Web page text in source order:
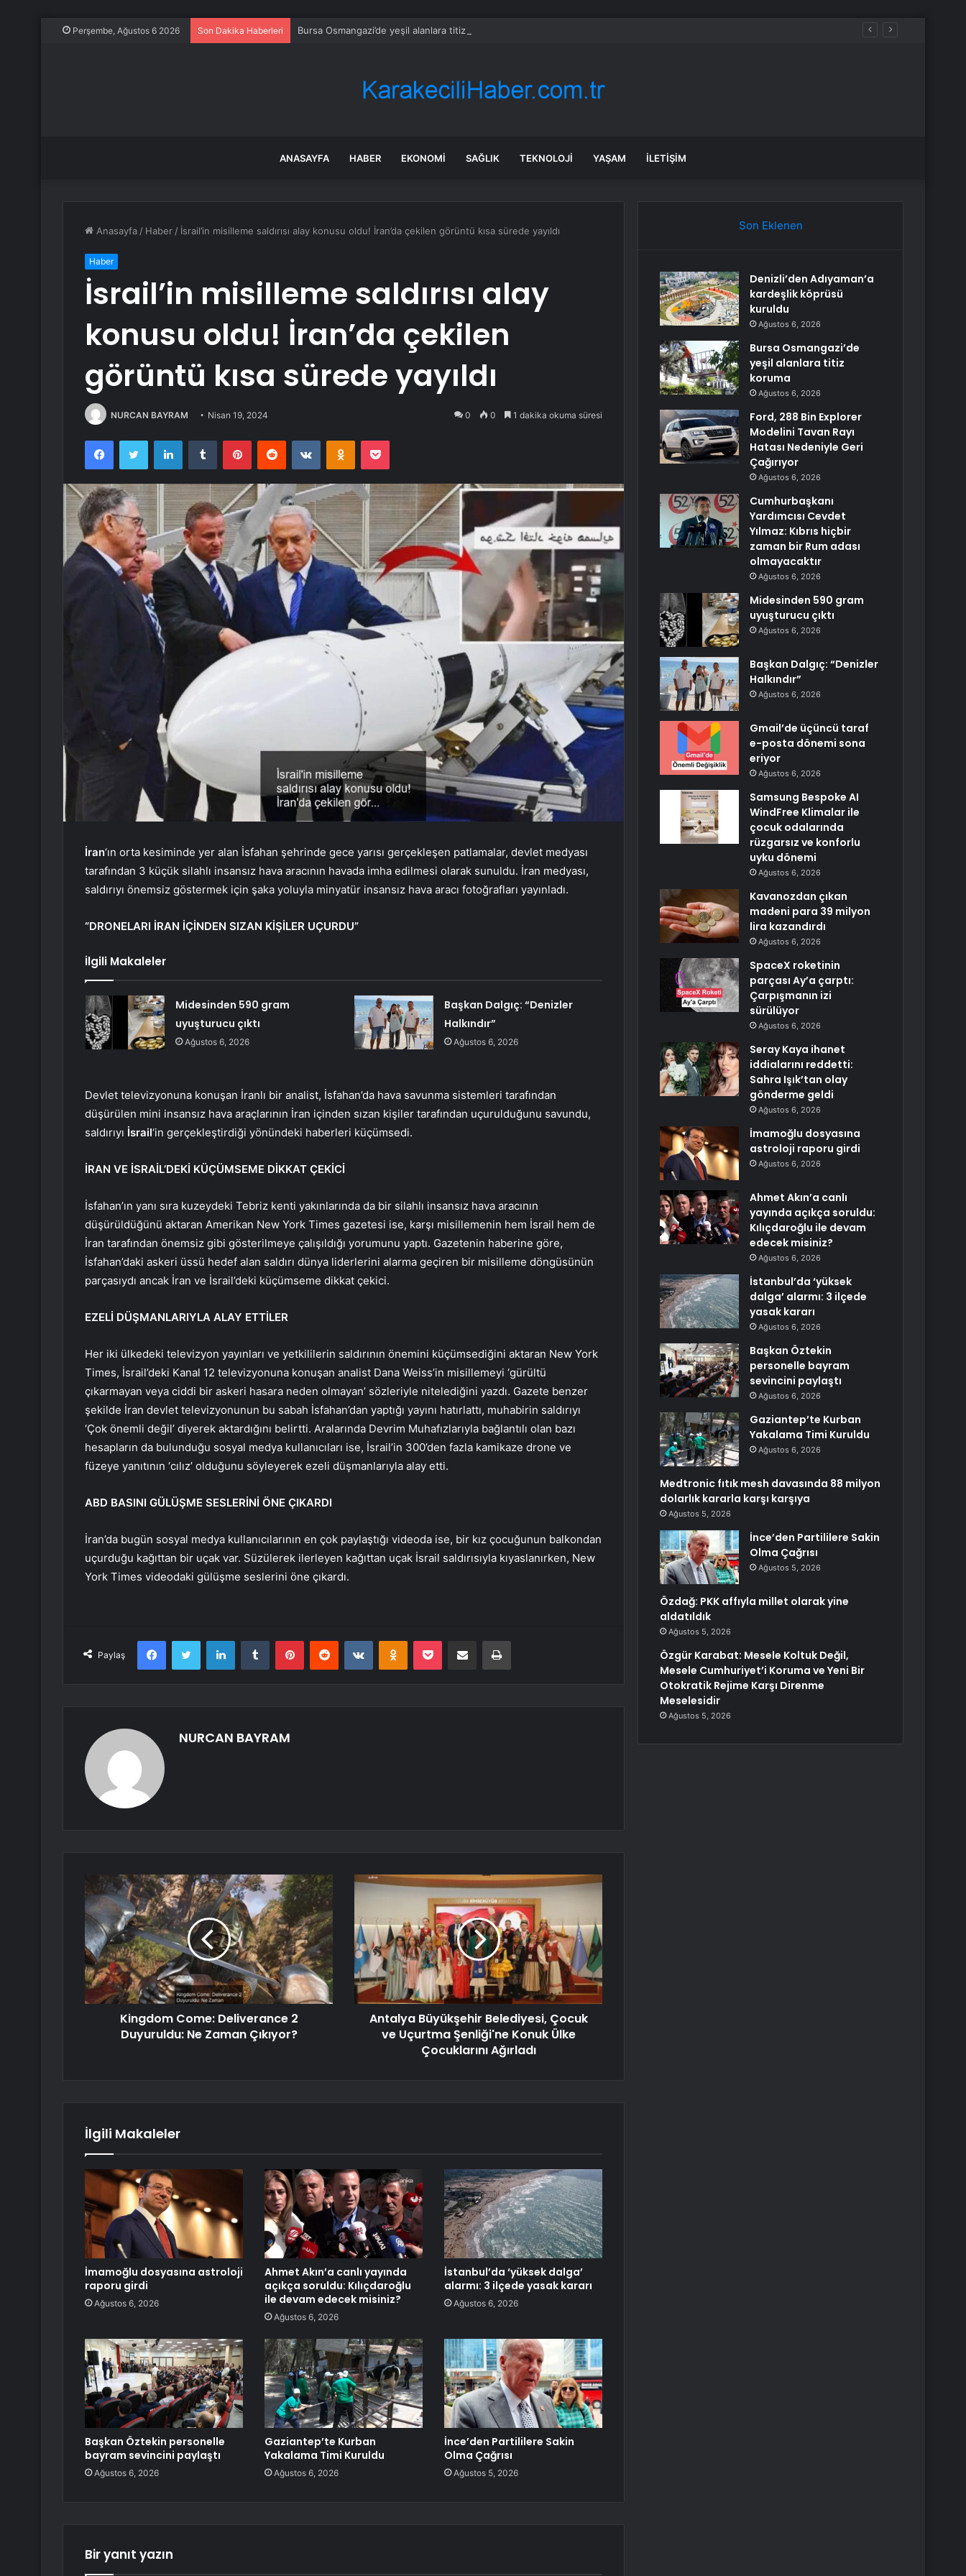
Perşembe, Ağustos 6 2026 Son Dakika Haberleri Bursa Osmangazi’de yeşil alanlara titiz koruma
ANASAYFA HABER EKONOMI SAĞLIK TEKNOLOJI YAŞAM İLETIŞIM
Anasayfa / Haber / İsrail’in misilleme saldırısı alay konusu oldu! İran’da çekilen görüntü kısa sürede yayıldı
Haber
İsrail’in misilleme saldırısı alay
konusu oldu! İran’da çekilen
görüntü kısa sürede yayıldı
NURCAN BAYRAM Nisan 19, 2024 0 0 1 dakika okuma süresi
FacebookTwitter LinkedInTumblr PinterestReddit VKontakteOdnoklassniki
Pocket
İran‘ın orta kesiminde yer alan İsfahan şehrinde gece yarısı gerçekleşen patlamalar, devlet medyası
tarafından 3 küçük silahlı insansız hava aracının havada imha edilmesi olarak sunuldu. İran medyası,
saldırıyı önemsiz göstermek için şaka yoluyla minyatür insansız hava aracı fotoğrafları yayınladı.
“DRONELARI İRAN İÇİNDEN SIZAN KİŞİLER UÇURDU”
İlgili Makaleler
Midesinden 590 gram
uyuşturucu çıktı
Ağustos 6, 2026
Başkan Dalgıç: “Denizler
Halkındır”
Ağustos 6, 2026
Devlet televizyonuna konuşan İranlı bir analist, İsfahan’da hava savunma sistemleri tarafından
düşürülen mini insansız hava araçlarının İran içinden sızan kişiler tarafından uçurulduğunu savundu,
saldırıyı İsrail‘in gerçekleştirdiği yönündeki haberleri küçümsedi.
İRAN VE İSRAİL’DEKİ KÜÇÜMSEME DİKKAT ÇEKİCİ
İsfahan’ın yanı sıra kuzeydeki Tebriz kenti yakınlarında da bir silahlı insansız hava aracının
düşürüldüğünü aktaran Amerikan New York Times gazetesi ise, karşı misillemenin hem İsrail hem de
İran tarafından önemsiz gibi gösterilmeye çalışıldığı yorumunu yaptı. Gazetenin haberine göre,
İsfahan’daki askeri üssü hedef alan saldırı dünya liderlerini alarma geçiren bir misilleme döngüsünün
parçasıydı ancak İran ve İsrail’deki küçümseme dikkat çekici.
EZELİ DÜŞMANLARIYLA ALAY ETTİLER
Her iki ülkedeki televizyon yayınları ve yetkililerin saldırının önemini küçümsediğini aktaran New York
Times, İsrail’deki Kanal 12 televizyonuna konuşan analist Dana Weiss’in misillemeyi ‘gürültü
çıkarmayan veya ciddi bir askeri hasara neden olmayan’ sözleriyle nitelediğini yazdı. Gazete benzer
şekilde İran devlet televizyonunun bu sabah İsfahan’dan yaptığı yayını hatırlattı, muhabirin saldırıyı
‘Çok önemli değil’ diyerek aktardığını belirtti. Aralarında Devrim Muhafızlarıyla bağlantılı olan bazı
hesapların da bulunduğu sosyal medya kullanıcıları ise, İsrail’in 300’den fazla kamikaze drone ve
füzeye yanıtının ‘cılız’ olduğunu söyleyerek ezeli düşmanlarıyla alay etti.
ABD BASINI GÜLÜŞME SESLERİNİ ÖNE ÇIKARDI
İran’da bugün sosyal medya kullanıcılarının en çok paylaştığı videoda ise, bir kız çocuğunun balkondan
uçurduğu kağıttan bir uçak var. Süzülerek ilerleyen kağıttan uçak İsrail saldırısıyla kıyaslanırken, New
York Times videodaki gülüşme seslerini öne çıkardı.
Paylaş
FacebookTwitter LinkedInTumblr PinterestReddit VKontakteOdnoklassniki
Pocket E-Posta ile paylaş Yazdır
NURCAN BAYRAM
Kingdom Come: Deliverance 2
Duyuruldu: Ne Zaman Çıkıyor?
Antalya Büyükşehir Belediyesi, Çocuk
ve Uçurtma Şenliği'ne Konuk Ülke
Çocuklarını Ağırladı
İlgili Makaleler
İmamoğlu dosyasına astroloji
raporu girdi
Ağustos 6, 2026
Ahmet Akın’a canlı yayında
açıkça soruldu: Kılıçdaroğlu
ile devam edecek misiniz?
Ağustos 6, 2026
İstanbul’da ‘yüksek dalga’
alarmı: 3 ilçede yasak kararı
Ağustos 6, 2026
Başkan Öztekin personelle
bayram sevincini paylaştı
Ağustos 6, 2026
Gaziantep’te Kurban
Yakalama Timi Kuruldu
Ağustos 6, 2026
İnce’den Partililere Sakin
Olma Çağrısı
Ağustos 5, 2026
Bir yanıt yazın
Son Eklenen
Denizli’den Adıyaman’a
kardeşlik köprüsü
kuruldu
Ağustos 6, 2026
Bursa Osmangazi’de
yeşil alanlara titiz
koruma
Ağustos 6, 2026
Ford, 288 Bin Explorer
Modelini Tavan Rayı
Hatası Nedeniyle Geri
Çağırıyor
Ağustos 6, 2026
Cumhurbaşkanı
Yardımcısı Cevdet
Yılmaz: Kıbrıs hiçbir
zaman bir Rum adası
olmayacaktır
Ağustos 6, 2026
Midesinden 590 gram
uyuşturucu çıktı
Ağustos 6, 2026
Başkan Dalgıç: “Denizler
Halkındır”
Ağustos 6, 2026
Gmail’de üçüncü taraf
e-posta dönemi sona
eriyor
Ağustos 6, 2026
Samsung Bespoke AI
WindFree Klimalar ile
çocuk odalarında
rüzgarsız ve konforlu
uyku dönemi
Ağustos 6, 2026
Kavanozdan çıkan
madeni para 39 milyon
lira kazandırdı
Ağustos 6, 2026
SpaceX roketinin
parçası Ay’a çarptı:
Çarpışmanın izi
sürülüyor
Ağustos 6, 2026
Seray Kaya ihanet
iddialarını reddetti:
Sahra Işık’tan olay
gönderme geldi
Ağustos 6, 2026
İmamoğlu dosyasına
astroloji raporu girdi
Ağustos 6, 2026
Ahmet Akın’a canlı
yayında açıkça soruldu:
Kılıçdaroğlu ile devam
edecek misiniz?
Ağustos 6, 2026
İstanbul’da ‘yüksek
dalga’ alarmı: 3 ilçede
yasak kararı
Ağustos 6, 2026
Başkan Öztekin
personelle bayram
sevincini paylaştı
Ağustos 6, 2026
Gaziantep’te Kurban
Yakalama Timi Kuruldu
Ağustos 6, 2026
Medtronic fıtık mesh davasında 88 milyon
dolarlık kararla karşı karşıya
Ağustos 5, 2026
İnce’den Partililere Sakin
Olma Çağrısı
Ağustos 5, 2026
Özdağ: PKK affıyla millet olarak yine
aldatıldık
Ağustos 5, 2026
Özgür Karabat: Mesele Koltuk Değil,
Mesele Cumhuriyet’i Koruma ve Yeni Bir
Otokratik Rejime Karşı Direnme
Meselesidir
Ağustos 5, 2026